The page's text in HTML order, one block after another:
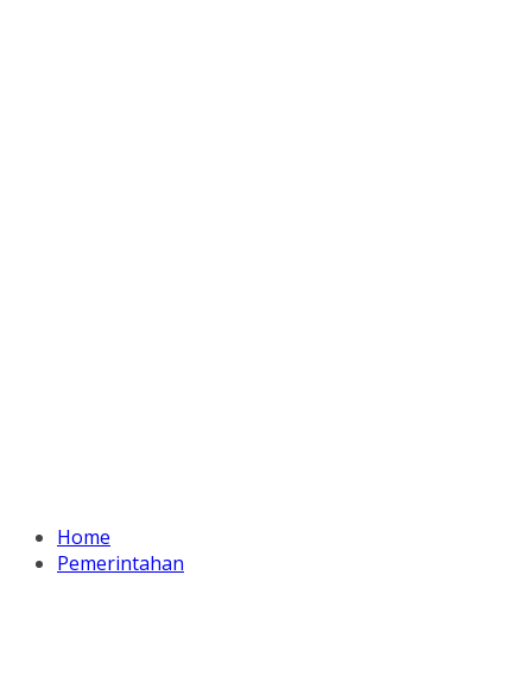
Home
Pemerintahan